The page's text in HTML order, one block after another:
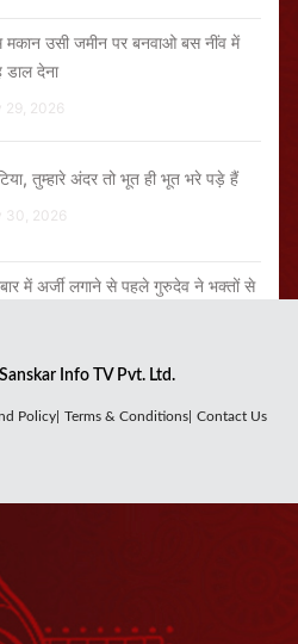
मकान उसी जमीन पर बनवाओ बस नींव में
डाल देना
29, 2026
तुम्हारे अंदर तो भूत ही भूत भरे पड़े हैं
30, 2026
में अर्जी लगाने से पहले गुरुदेव ने भक्तों से
क्या किया इस बूढ़ी मां ने जो गुरुदेव
29, 2026
Info TV Pvt. Ltd.
Policy| Terms & Conditions| Contact Us